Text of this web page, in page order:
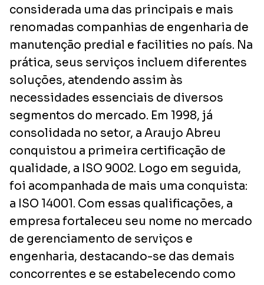
considerada uma das principais e mais
renomadas companhias de engenharia de
manutenção predial e facilities no país. Na
prática, seus serviços incluem diferentes
soluções, atendendo assim às
necessidades essenciais de diversos
segmentos do mercado. Em 1998, já
consolidada no setor, a Araujo Abreu
conquistou a primeira certificação de
qualidade, a ISO 9002. Logo em seguida,
foi acompanhada de mais uma conquista:
a ISO 14001. Com essas qualificações, a
empresa fortaleceu seu nome no mercado
de gerenciamento de serviços e
engenharia, destacando-se das demais
concorrentes e se estabelecendo como